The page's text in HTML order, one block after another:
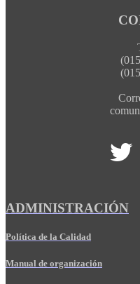
ADMINISTRACIÓN
Política de la Calidad
Manual de organización